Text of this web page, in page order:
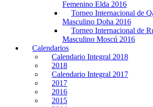
Femenino Elda 2016
Torneo Internacional de
Masculino Doha 2016
Torneo Internacional de
Masculino Moscú 2016
Calendarios
Calendario Integral 2018
2018
Calendario Integral 2017
2017
2016
2015